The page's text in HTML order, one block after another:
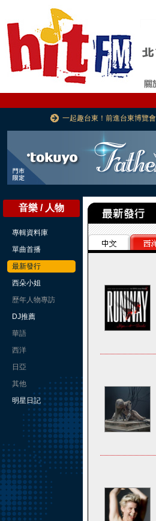
一起趣台東！前進台東博覽會
音樂 / 人物
專輯資料庫
單曲首播
最新發行
西朵小姐
歷年人物專訪
DJ推薦
華語
西洋
日亞
其他
明星日記